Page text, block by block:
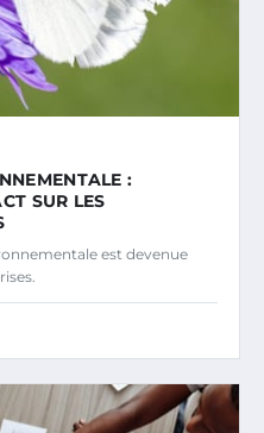
:
SUR LES
est devenue